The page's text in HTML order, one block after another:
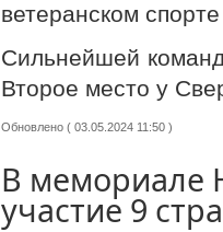
ветеранском
Сильнейшей
Второе место у
Обновлено ( 03.05.2024 11:50 )
В мемориале
участие 9